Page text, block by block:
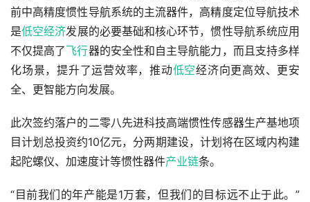
前中高精度惯性导航系统的主流器件，高精度定位导航技术
是低空经济发展的必要基础和核心环节，惯性导航系统应用
不仅提高了飞行器的安全性和自主导航能力，而且支持多样
化场景，提升了运营效率，推动低空经济向更高效、更安
全、更智能方向发展。
此次签约落户的二零八先进科技高端惯性传感器生产基地项
目计划总投资约10亿元，分两期建设，计划将在区域内构建
起陀螺仪、加速度计等惯性器件产业链条。
“目前我们的年产能是1万套，但我们的目标远不止于此。”